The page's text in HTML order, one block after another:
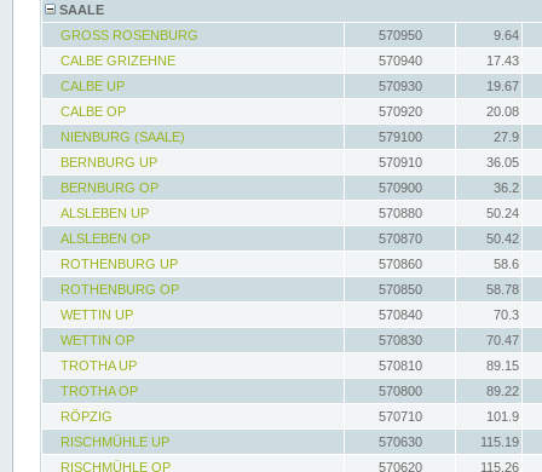
SAALE
GROSS ROSENBURG
570950
9.64
CALBE GRIZEHNE
570940
17.43
CALBE UP
570930
19.67
CALBE OP
570920
20.08
NIENBURG (SAALE)
579100
27.9
BERNBURG UP
570910
36.05
BERNBURG OP
570900
36.2
ALSLEBEN UP
570880
50.24
ALSLEBEN OP
570870
50.42
ROTHENBURG UP
570860
58.6
ROTHENBURG OP
570850
58.78
WETTIN UP
570840
70.3
WETTIN OP
570830
70.47
TROTHA UP
570810
89.15
TROTHA OP
570800
89.22
RÖPZIG
570710
101.9
RISCHMÜHLE UP
570630
115.19
RISCHMÜHLE OP
570620 115.26